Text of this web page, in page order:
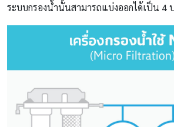
ระบบกรองน้ำนั้นสามารถแบ่งออกได้เป็น 4